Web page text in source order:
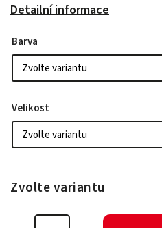
Detailní informace
Barva
Velikost
Zvolte variantu